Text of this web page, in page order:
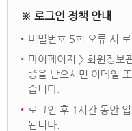
※ 로그인 정책 안내
비밀번호 5회 오류 시
마이페이지 > 회원정보
증을 받으시면 이메일
습니다.
로그인 후 1시간 동안
됩니다.